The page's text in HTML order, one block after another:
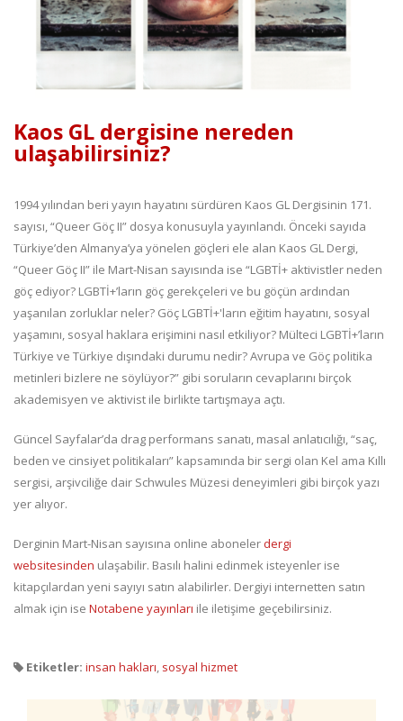
Kaos GL dergisine nereden
ulaşabilirsiniz?
1994 yılından beri yayın hayatını sürdüren Kaos GL Dergisinin 171.
sayısı, “Queer Göç II” dosya konusuyla yayınlandı. Önceki sayıda
Türkiye’den Almanya’ya yönelen göçleri ele alan Kaos GL Dergi,
“Queer Göç II” ile Mart-Nisan sayısında ise “LGBTİ+ aktivistler neden
göç ediyor? LGBTİ+’ların göç gerekçeleri ve bu göçün ardından
yaşanılan zorluklar neler? Göç LGBTİ+'ların eğitim hayatını, sosyal
yaşamını, sosyal haklara erişimini nasıl etkiliyor? Mülteci LGBTİ+’ların
Türkiye ve Türkiye dışındaki durumu nedir? Avrupa ve Göç politika
metinleri bizlere ne söylüyor?” gibi soruların cevaplarını birçok
akademisyen ve aktivist ile birlikte tartışmaya açtı.
Güncel Sayfalar’da drag performans sanatı, masal anlatıcılığı, “saç,
beden ve cinsiyet politikaları” kapsamında bir sergi olan Kel ama Kıllı
sergisi, arşivciliğe dair Schwules Müzesi deneyimleri gibi birçok yazı
yer alıyor.
Derginin Mart-Nisan sayısına online abonelerdergi
websitesinden ulaşabilir. Basılı halini edinmek isteyenler ise
kitapçılardan yeni sayıyı satın alabilirler. Dergiyi internetten satın
almak için ise Notabene yayınları ile iletişime geçebilirsiniz.
Etiketler: insan hakları, sosyal hizmet